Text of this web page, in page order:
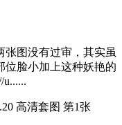
张图没有过审，其实虽
位脸小加上这种妖艳的